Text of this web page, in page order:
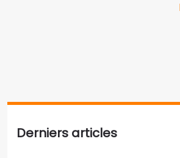
Derniers articles